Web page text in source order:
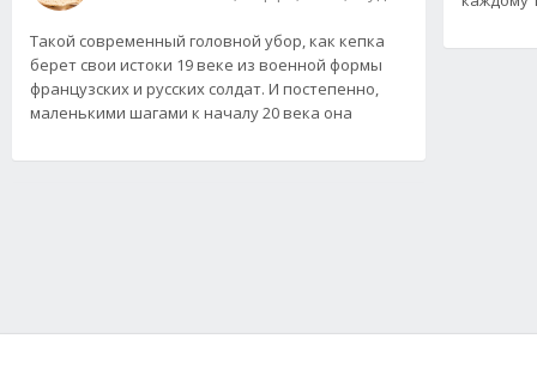
Такой современный головной убор, как кепка
берет свои истоки 19 веке из военной формы
французских и русских солдат. И постепенно,
маленькими шагами к началу 20 века она